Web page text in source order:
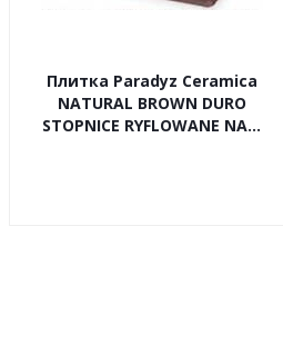
Плитка Paradyz Ceramica
NATURAL BROWN DURO
STOPNICE RYFLOWANE NA...